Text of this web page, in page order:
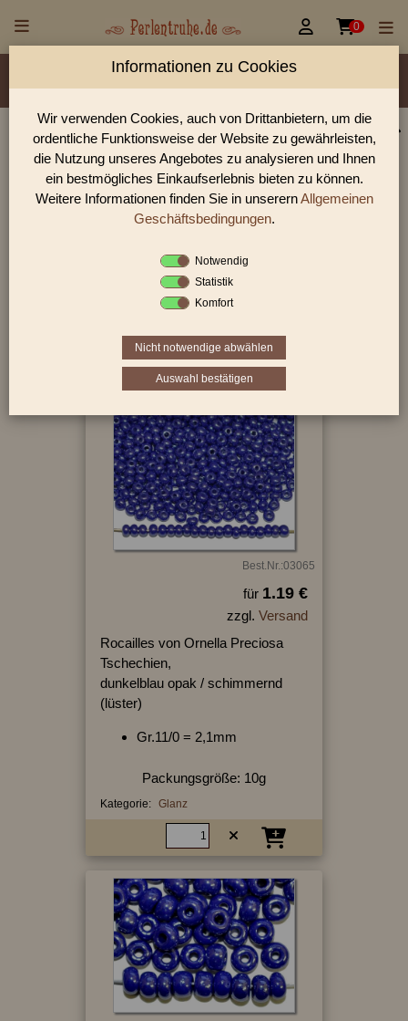
 0
Material/Glassorte Sorte/Form Farbe
Rocailles Größen
Perlen Shop für Rocailles opak Glanz Perlen
In unserem Perlen Shop finden sie zahlreich Rocailles opak
Glanz Perlen und viele weiter Glasperlen.
Sie befinden sich in folgender Kategorie:
Rocailles|opak|
Best.Nr.:03065
für 1.19 €
zzgl. Versand
Rocailles von Ornella Preciosa
Tschechien,
dunkelblau opak / schimmernd
(lüster)
Gr.11/0 = 2,1mm
Packungsgröße: 10g
Kategorie: Glanz
Informationen zu Cookies
Wir verwenden Cookies, auch von Drittanbietern, um die
ordentliche Funktionsweise der Website zu gewährleisten,
die Nutzung unseres Angebotes zu analysieren und Ihnen
ein bestmögliches Einkaufserlebnis bieten zu können.
Weitere Informationen finden Sie in unserernAllgemeinen
Geschäftsbedingungen.
Notwendig
Statistik
Komfort
Nicht notwendige abwählen
Auswahl bestätigen